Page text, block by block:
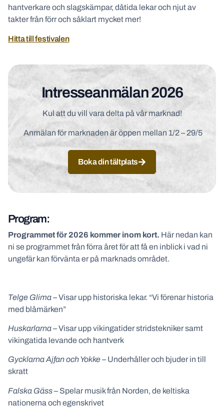
hantverkare och slagskämpar, dåtida lekar och njut av
takter från förr och såklart mycket mer!
Hitta till festivalen
Intresseanmälan 2026
Kul att du vill vara delta på vår marknad!
Anmälan för marknaden är öppen mellan 1/2 – 29/5
Boka din tältplats
Program:
Programmet för 2026 kommer inom kort. Här nedan kan
ni se programmet från förra året för att få en inblick i vad ni
ungefär kan förvänta er på marknads området.
Telge Glima –Visar upp historiska lekar. “Vi förenar historia
med blåmärken”
Huskarlarna –Visar upp vikingatider stridstekniker samt
vikingatida levande och hantverk
Gycklarna Ajfan och Yokke – Underhåller och bjuder in till
skratt
Falska Gäss– Spelar musik från Norden, de keltiska
nationerna och egenskrivet